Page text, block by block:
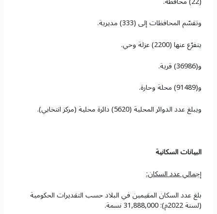
وتقسّم المحافظات إلى (333) مديرية.
يتفرّع عنها (2200) عزلة وحي.
و(36986) قرية.
و(91489) محلة وحارة.
ويبلغ عدد الدوائر المحلية (5620) دائرة محلية (مركز انتخابي).
البيانات السكانية
إجمالي عدد السكان:
بلغ عدد السكان المقيمين في البلاد حسب التقديرات الحكومية
(لسنة 2022م): 31,888,000 نسمة.